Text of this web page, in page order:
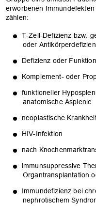
erworbenen
zählen:
T-Zell-Defizienz bzw.
oder
Defizienz oder
Komplement- oder
funktioneller
anatomische Asplenie
neoplastische
HIV-Infektion
nach
immunsuppressive
Organtransplantation
Immundefizienz bei
nephrotischem